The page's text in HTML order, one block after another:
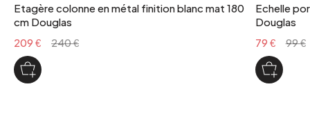
Etagère colonne en métal finition blanc mat 180
cm Douglas
209 €
240 €
Echelle
Douglas
79 €
99 €